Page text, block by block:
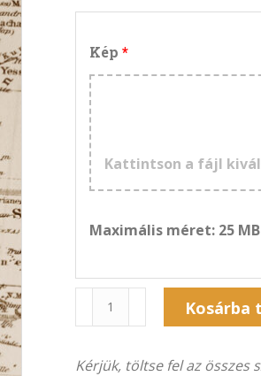
Kép
Kattintson a fájl
Maximális méret: 25 MB
Naptár
1F-
Kosárba
Kérjük, töltse fel az összes